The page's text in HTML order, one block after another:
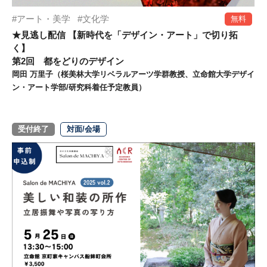
アート・美学
文化学
★見逃し配信 【新時代を「デザイン・アート」で切り拓
く】
第2回 都をどりのデザイン
岡田 万里子（桜美林大学リベラルアーツ学群教授、立命館大学デザイ
ン・アート学部/研究科着任予定教員）
無料
受付終了 対面/会場